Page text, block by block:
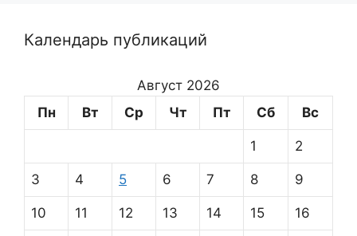
Календарь публикаций
Август 2026
Пн
Вт Ср Чт Пт Сб Вс
1 2
3 4 5 6 7 8 9
10 11 12 13 14 15 16